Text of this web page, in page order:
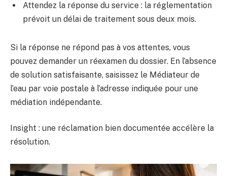
Attendez la réponse du service : la réglementation
prévoit un délai de traitement sous deux mois.
Si la réponse ne répond pas à vos attentes, vous
pouvez demander un réexamen du dossier. En l’absence
de solution satisfaisante, saisissez le Médiateur de
l’eau par voie postale à l’adresse indiquée pour une
médiation indépendante.
Insight : une réclamation bien documentée accélère la
résolution.